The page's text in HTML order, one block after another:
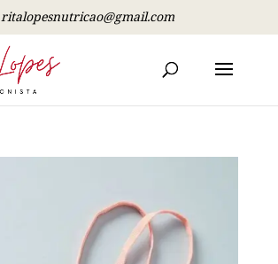
ritalopesnutricao@gmail.com